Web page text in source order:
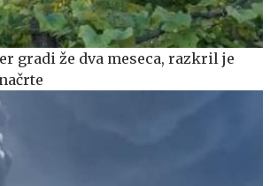
gradi že dva meseca, razkril je